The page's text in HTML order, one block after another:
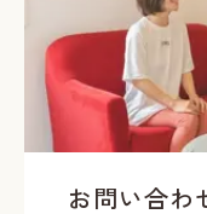
お問い合わ